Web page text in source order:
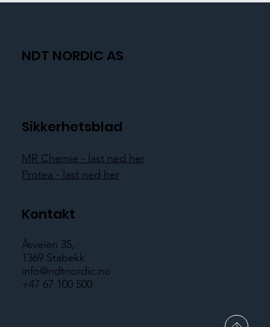
NDT NORDIC AS
Sikkerhetsblad
MR Chemie - last ned her
Protea - last ned her
Kontakt
Åsveien 35,
1369 Stabekk
info@ndtnordic.no
+47 67 100 500